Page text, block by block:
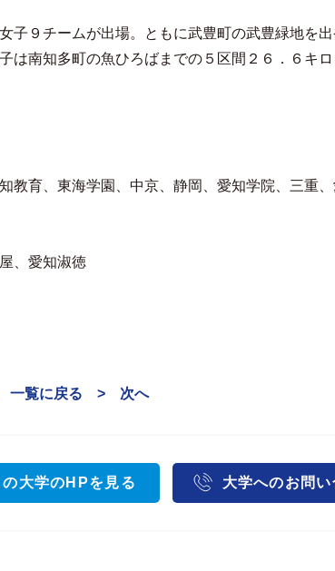
９チームが出場。ともに武豊町の武豊緑地を
は南知多町の魚ひろばまでの５区間２６．６キ
育、東海学園、中京、静岡、愛知学院、三重
、愛知淑徳
一覧に戻る > 次へ
の大学のHPを見る 大学へのお問い